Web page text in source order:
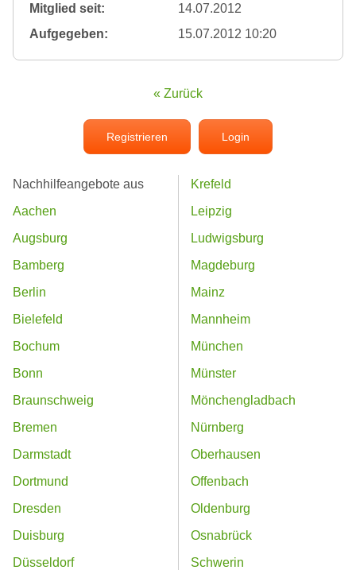
Mitglied seit:
14.07.2012
Aufgegeben:
15.07.2012 10:20
« Zurück
Registrieren Login
Nachhilfeangebote aus
Aachen
Augsburg
Bamberg
Berlin
Bielefeld
Bochum
Bonn
Braunschweig
Bremen
Darmstadt
Dortmund
Dresden
Duisburg
Düsseldorf
Krefeld
Leipzig
Ludwigsburg
Magdeburg
Mainz
Mannheim
München
Münster
Mönchengladbach
Nürnberg
Oberhausen
Offenbach
Oldenburg
Osnabrück
Schwerin